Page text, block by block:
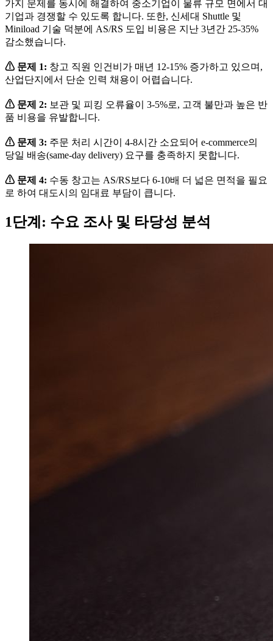
가지 문제를 동시에 해결하여 중소기업이 물류 규모 면에서 대
기업과 경쟁할 수 있도록 합니다. 또한, 신세대 Shuttle 및
Miniload 기술 덕분에 AS/RS 도입 비용은 지난 3년간 25-35%
감소했습니다.
⚠ 문제 1: 창고 직원 인건비가 매년 12-15% 증가하고 있으며,
산업단지에서 단순 인력 채용이 어렵습니다.
⚠ 문제 2: 보관 및 피킹 오류율이 3-5%로, 고객 불만과 높은 반
품 비용을 유발합니다.
⚠ 문제 3: 주문 처리 시간이 4-8시간 소요되어 e-commerce의
당일 배송(same-day delivery) 요구를 충족하지 못합니다.
⚠ 문제 4: 수동 창고는 AS/RS보다 6-10배 더 넓은 면적을 필요
로 하여 대도시의 임대료 부담이 큽니다.
1단계: 수요 조사 및 타당성 분석